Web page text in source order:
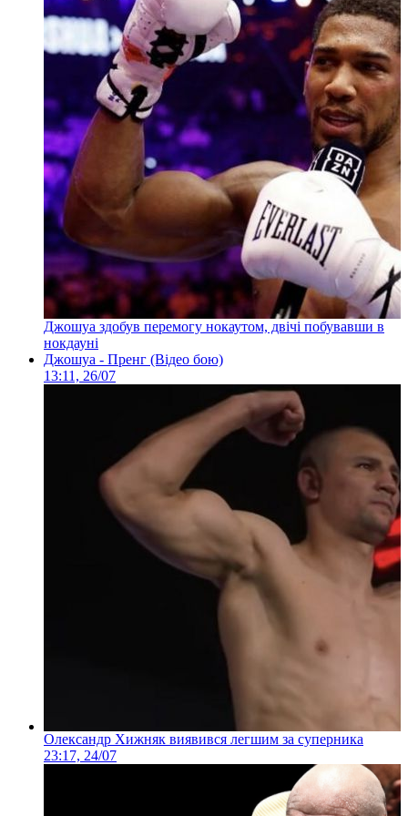
Джошуа здобув перемогу нокаутом, двічі побувавши в
нокдауні
Джошуа - Пренг (Відео бою)
13:11, 26/07
Олександр Хижняк виявився легшим за суперника
23:17, 24/07